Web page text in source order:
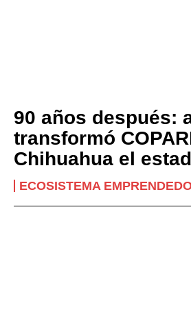
90 años después:
transformó
Chihuahua el
ECOSISTEMA